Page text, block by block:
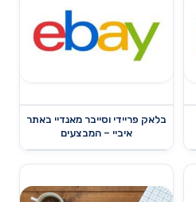
בלאק פריידי וסייבר מאנדיי באתר
איביי – המבצעים